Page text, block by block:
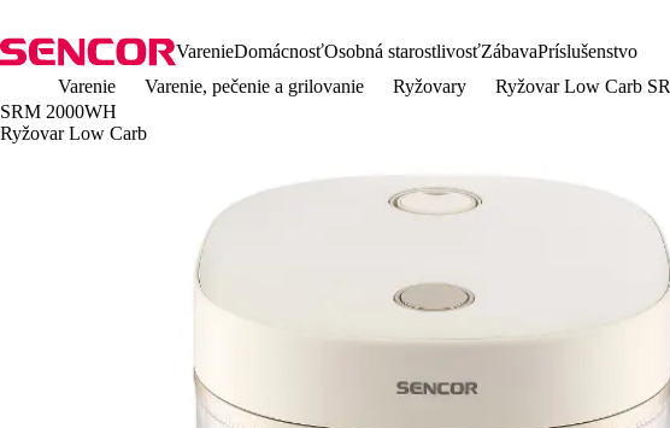
VarenieDomácnosťOsobná starostlivosťZábavaPríslušenstvo
Varenie
Varenie, pečenie a grilovanie Ryžovary
Ryžovar Low Carb
SRM 2000WH
Ryžovar Low Carb